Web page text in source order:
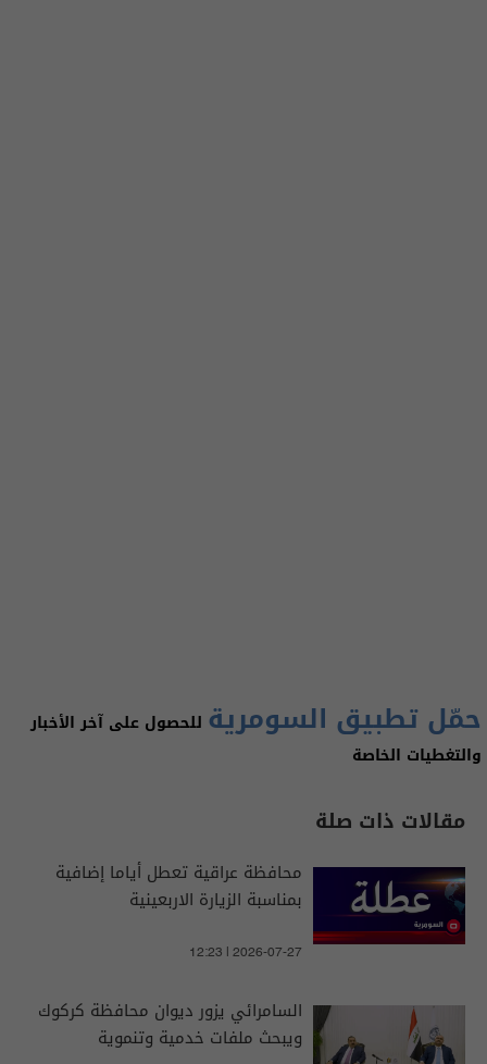
حمّل تطبيق السومرية للحصول على آخر الأخبار
والتغطيات الخاصة
مقالات ذات صلة
محافظة عراقية تعطل أياما إضافية
بمناسبة الزيارة الاربعينية
12:23 | 2026-07-27
السامرائي يزور ديوان محافظة كركوك
ويبحث ملفات خدمية وتنموية